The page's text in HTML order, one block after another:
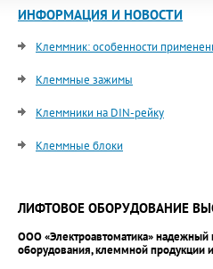
ИНФОРМАЦИЯ И НОВОСТИ
Клеммник: особенности
Клеммные зажимы
Клеммники на DIN-рейку
Клеммные блоки
ЛИФТОВОЕ ОБОРУДОВАНИЕ
ООО «Электроавтоматика» надежный
оборудования, клеммной продукции